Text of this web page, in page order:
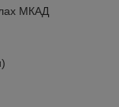
МКАД